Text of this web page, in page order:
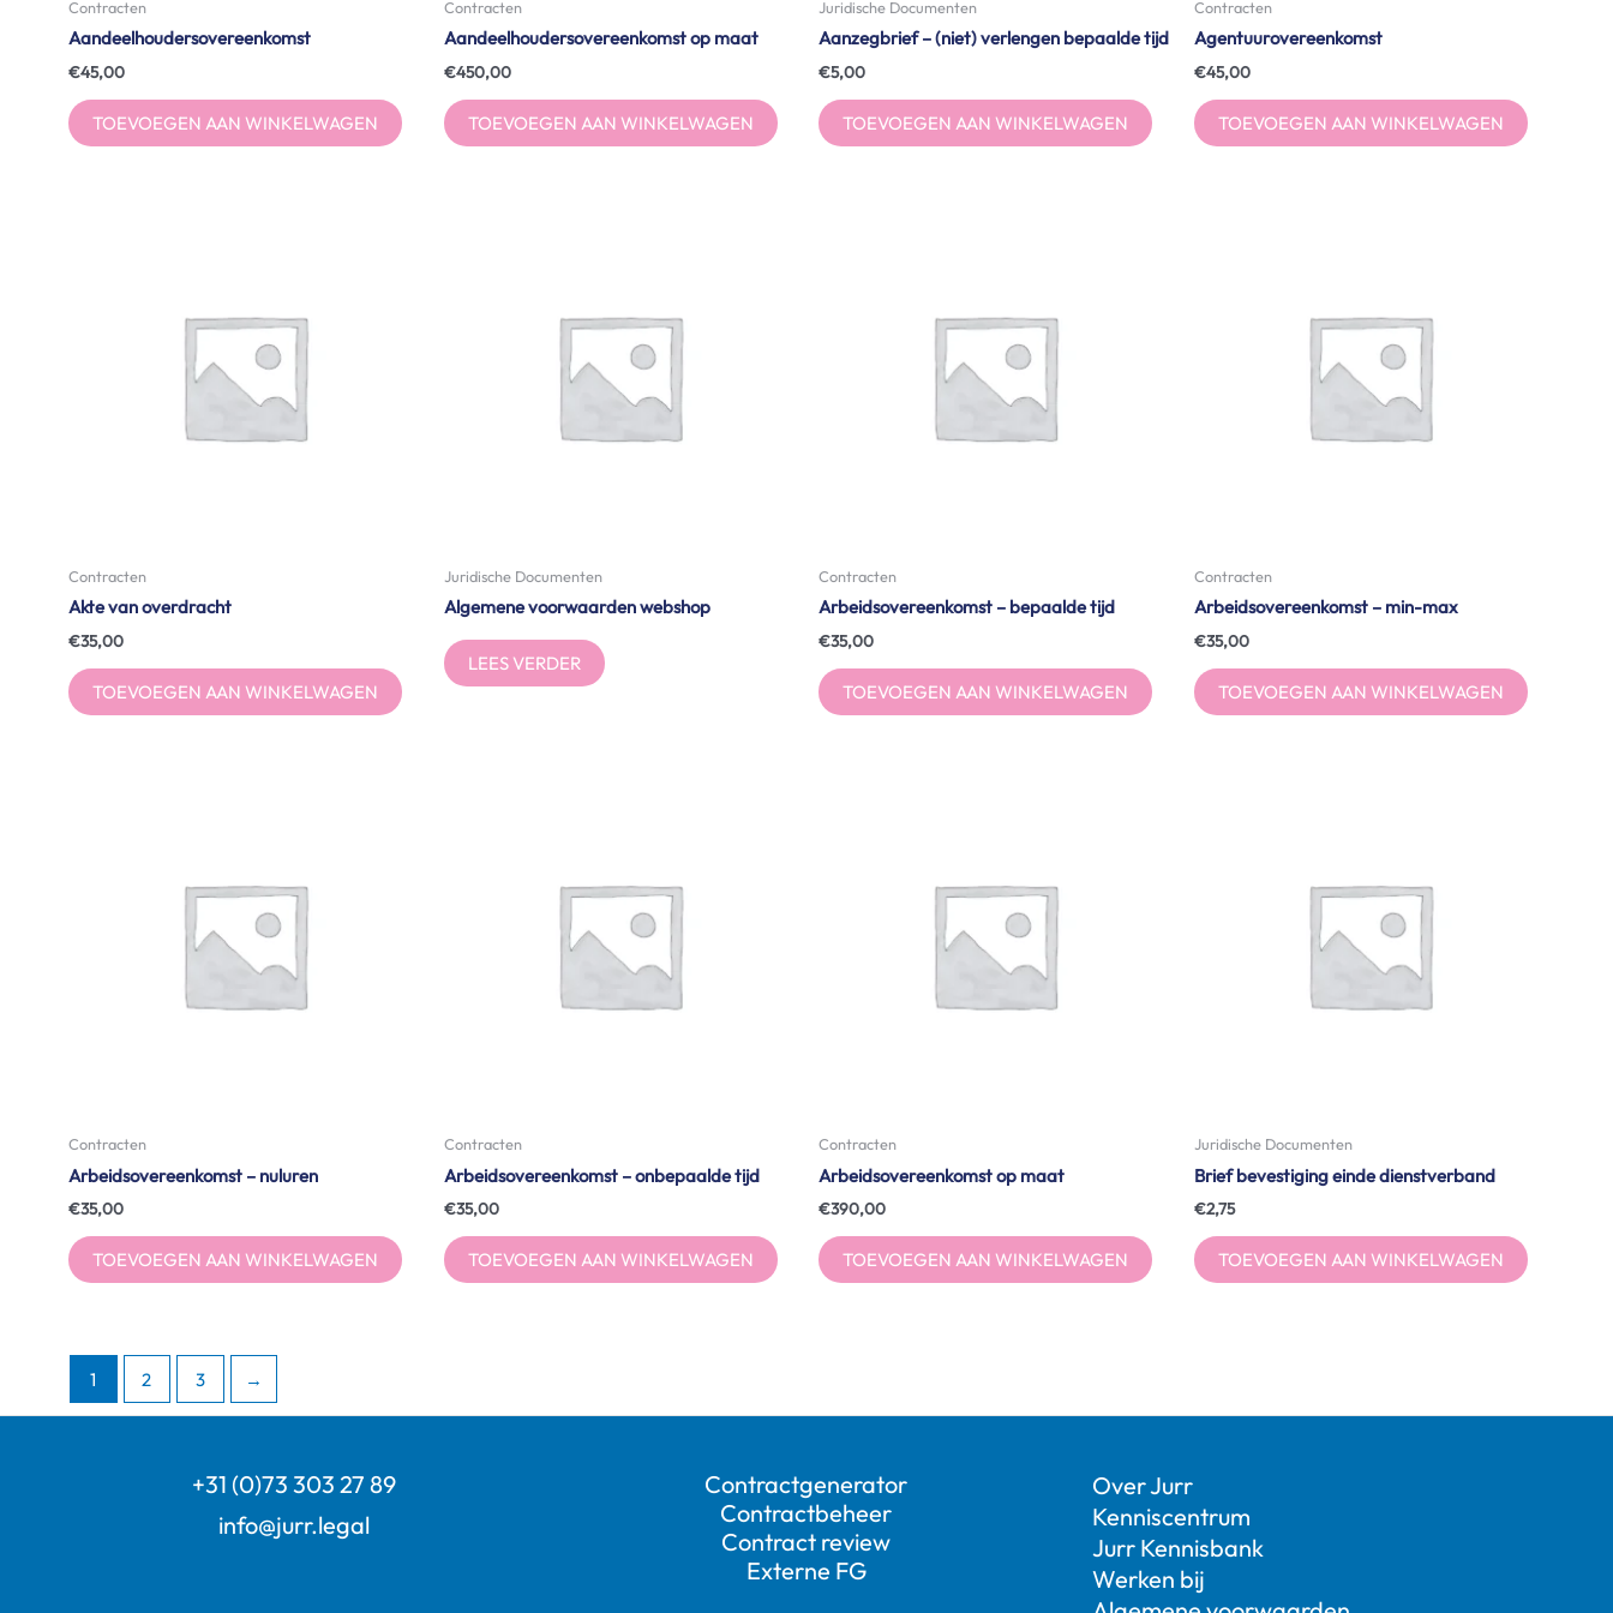
Contracten
Aandeelhoudersovereenkomst
€45,00
TOEVOEGEN AAN WINKELWAGEN
Contracten
Aandeelhoudersovereenkomst op maat
€450,00
TOEVOEGEN AAN WINKELWAGEN
Juridische Documenten
Aanzegbrief – (niet) verlengen bepaalde tijd
€5,00
TOEVOEGEN AAN WINKELWAGEN
Contracten
Agentuurovereenkomst
€45,00
TOEVOEGEN AAN WINKELWAGEN
Contracten
Akte van overdracht
€35,00
TOEVOEGEN AAN WINKELWAGEN
Juridische Documenten
Algemene voorwaarden webshop
LEES VERDER
Contracten
Arbeidsovereenkomst – bepaalde tijd
€35,00
TOEVOEGEN AAN WINKELWAGEN
Contracten
Arbeidsovereenkomst – min-max
€35,00
TOEVOEGEN AAN WINKELWAGEN
Contracten
Arbeidsovereenkomst – nuluren
€35,00
TOEVOEGEN AAN WINKELWAGEN
Contracten
Arbeidsovereenkomst – onbepaalde tijd
€35,00
TOEVOEGEN AAN WINKELWAGEN
Contracten
Arbeidsovereenkomst op maat
€390,00
TOEVOEGEN AAN WINKELWAGEN
Juridische Documenten
Brief bevestiging einde dienstverband
€2,75
TOEVOEGEN AAN WINKELWAGEN
1 2 3 →
+31 (0)73 303 27 89
info@jurr.legal
Contractgenerator
Contractbeheer
Contract review
Externe FG
Over Jurr
Kenniscentrum
Jurr Kennisbank
Werken bij